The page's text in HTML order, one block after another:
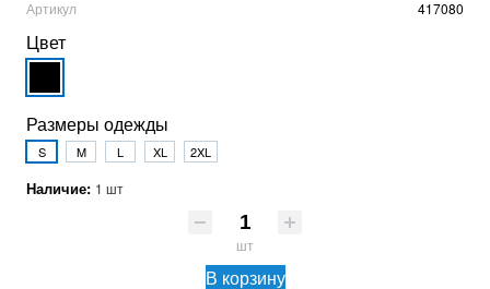
Артикул 417080
Цвет
Размеры одежды
S M L XL 2XL
Наличие: 1 шт
шт
В корзину